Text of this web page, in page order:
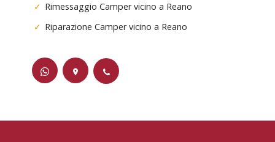
Rimessaggio Camper vicino a Reano
Riparazione Camper vicino a Reano